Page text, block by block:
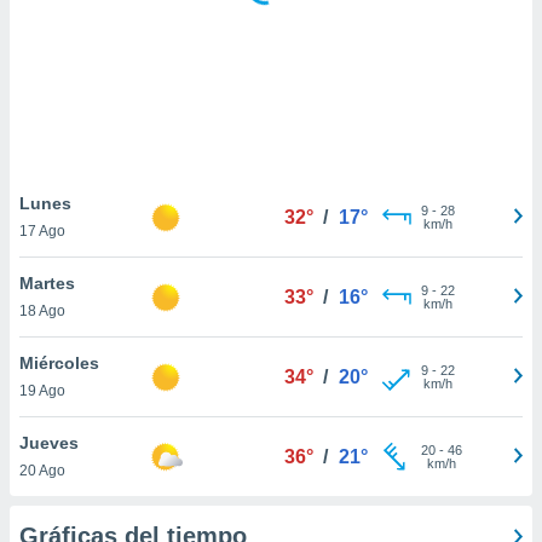
únicos
similares
como
IP
posible
traten tus
en
Para
Lunes
17 Ago
32° / 17° 9- 28
km/h
Martes
18 Ago
33° / 16° 9- 22
km/h
Miércoles
19 Ago
34° / 20° 9- 22
km/h
Jueves
20 Ago
36° / 21° 20- 46
km/h
Gráficas del tiempo